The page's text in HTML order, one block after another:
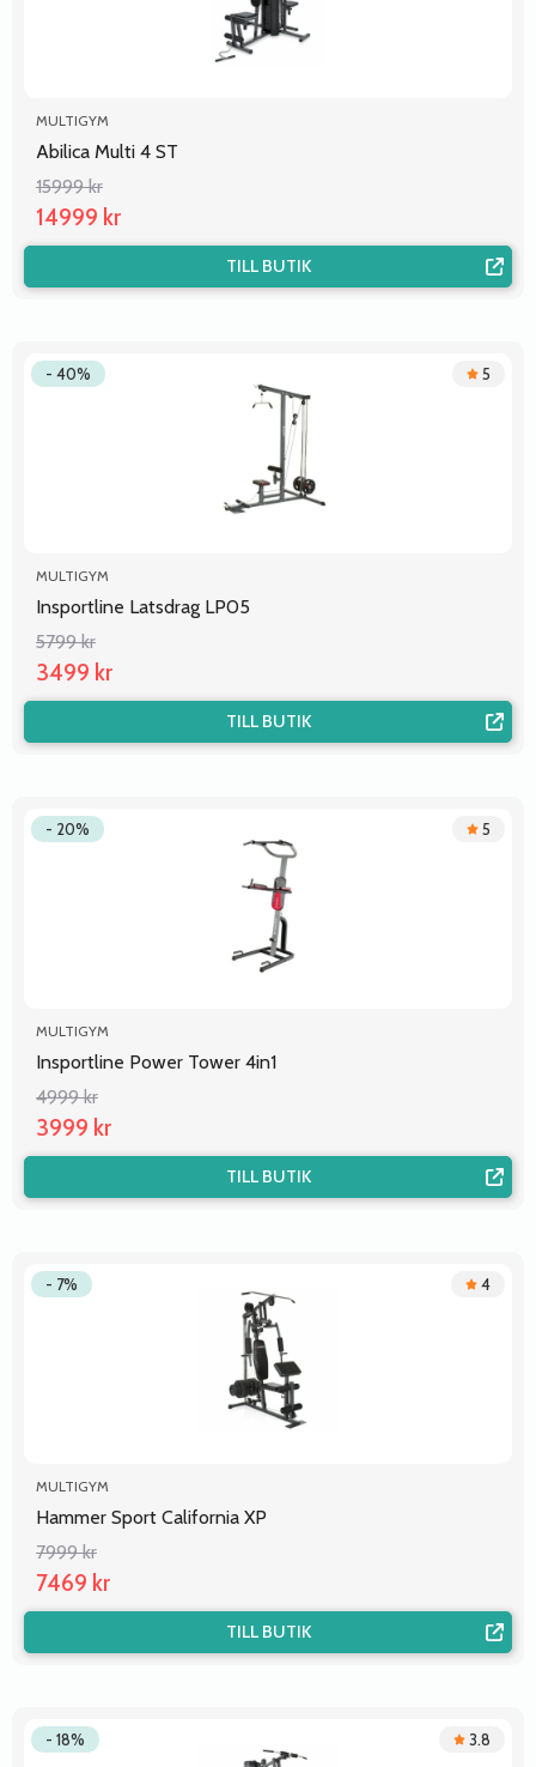
MULTIGYM
Abilica Multi 4 ST
15999 kr
14999 kr
TILL BUTIK
- 40% 5
MULTIGYM
Insportline Latsdrag LP05
5799 kr
3499 kr
TILL BUTIK
- 20% 5
MULTIGYM
Insportline Power Tower 4in1
4999 kr
3999 kr
TILL BUTIK
- 7% 4
MULTIGYM
Hammer Sport California XP
7999 kr
7469 kr
TILL BUTIK
- 18% 3.8